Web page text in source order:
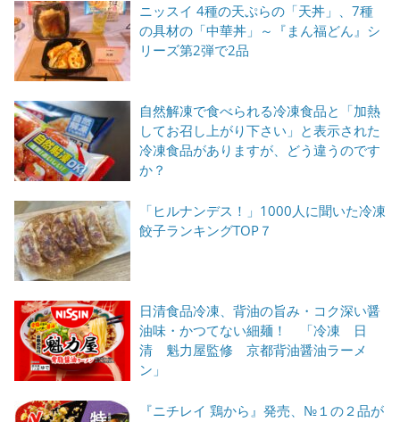
ニッスイ 4種の天ぷらの「天丼」、7種
の具材の「中華丼」～『まん福どん』シ
リーズ第2弾で2品
自然解凍で食べられる冷凍食品と「加熱
してお召し上がり下さい」と表示された
冷凍食品がありますが、どう違うのです
か？
「ヒルナンデス！」1000人に聞いた冷凍
餃子ランキングTOP７
日清食品冷凍、背油の旨み・コク深い醤
油味・かつてない細麺！ 「冷凍 日
清 魁力屋監修 京都背油醤油ラーメ
ン」
『ニチレイ 鶏から』発売、№１の２品が